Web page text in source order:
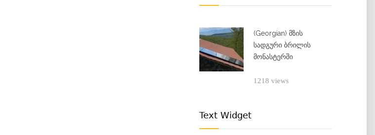
(Georgian) მზის
სადგური ბრილის
მონასტერში
1218 views
Text Widget